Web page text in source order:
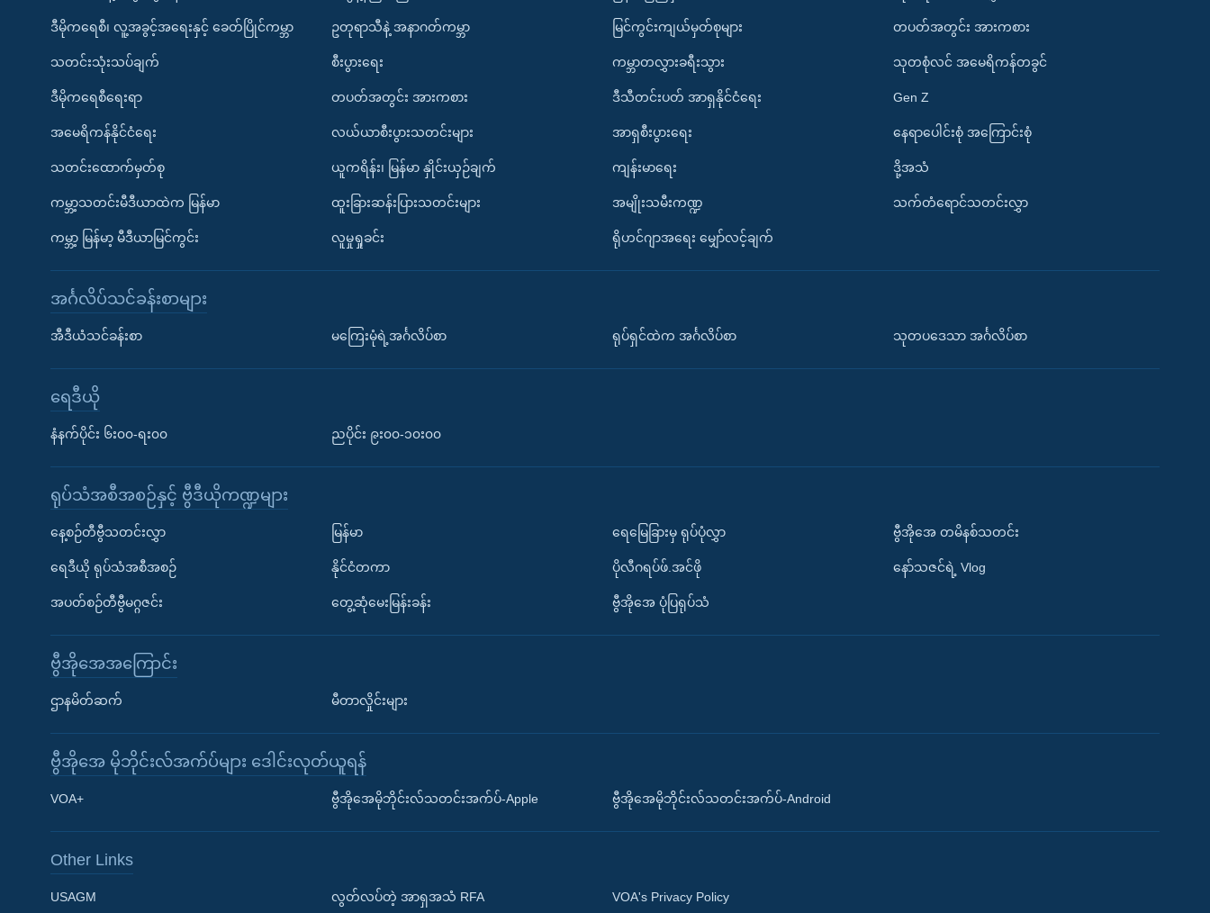
Learning English
ဒီမိုကရေစီ၊ လူ့အခွင့်အရေးနှင့် ခေတ်ပြိုင်ကမ္ဘာ
သတင်းသုံးသပ်ချက်
ဒီမိုကရေစီရေးရာ
အမေရိကန်နိုင်ငံရေး
သတင်းထောက်မှတ်စု
ကမ္ဘာ့သတင်းမီဒီယာထဲက မြန်မာ
ကမ္ဘာ့ မြန်မာ့ မီဒီယာမြင်ကွင်း
ဥတုရာသီနဲ့ အနာဂတ်ကမ္ဘာ
စီးပွားရေး
တပတ်အတွင်း အားကစား
လယ်ယာစီးပွားသတင်းများ
ယူကရိန်း၊ မြန်မာ နှိုင်းယှဉ်ချက်
ထူးခြားဆန်းပြားသတင်းများ
လူမှုရှုခင်း
မြင်ကွင်းကျယ်မှတ်စုများ
ကမ္ဘာတလွှားခရီးသွား
ဒီသီတင်းပတ် အာရှနိုင်ငံရေး
အာရှစီးပွားရေး
ကျန်းမာရေး
အမျိုးသမီးကဏ္ဍ
ရိုဟင်ဂျာအရေး မျှော်လင့်ချက်
တပတ်အတွင်း အားကစား
သုတစုံလင် အမေရိကန်တခွင်
Gen Z
နေရာပေါင်းစုံ အကြောင်းစုံ
ဒို့အသံ
သက်တံရောင်သတင်းလွှာ
အင်္ဂလိပ်သင်ခန်းစာများ
အီဒီယံသင်ခန်းစာ မကြေးမုံရဲ့အင်္ဂလိပ်စာ ရုပ်ရှင်ထဲက အင်္ဂလိပ်စာ သုတပဒေသာ အင်္ဂလိပ်စာ
ရေဒီယို
နံနက်ပိုင်း ၆း၀၀-ရး၀၀ ညပိုင်း ၉း၀၀-၁၀း၀၀
ရုပ်သံအစီအစဉ်နှင့် ဗွီဒီယိုကဏ္ဍများ
နေ့စဉ်တီဗွီသတင်းလွှာ
ရေဒီယို ရုပ်သံအစီအစဉ်
အပတ်စဉ်တီဗွီမဂ္ဂဇင်း
မြန်မာ
နိုင်ငံတကာ
တွေ့ဆုံမေးမြန်းခန်း
ရေမြေခြားမှ ရုပ်ပုံလွှာ
ပိုလီဂရပ်ဖ်.အင်ဖို
ဗွီအိုအေ ပုံပြရုပ်သံ
ဗွီအိုအေ တမိနစ်သတင်း
နော်သဇင်ရဲ့ Vlog
ဗွီအိုအေအကြောင်း
ဌာနမိတ်ဆက် မီတာလှိုင်းများ
ဗွီအိုအေ မိုဘိုင်းလ်အက်ပ်များ ဒေါင်းလုတ်ယူရန်
VOA+ ဗွီအိုအေမိုဘိုင်းလ်သတင်းအက်ပ်-Apple ဗွီအိုအေမိုဘိုင်းလ်သတင်းအက်ပ်-Android
Other Links
USAGM လွတ်လပ်တဲ့ အာရှအသံ RFA VOA's Privacy Policy